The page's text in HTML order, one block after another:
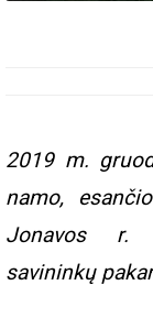
2019 m.
namo,
Jonavos
savininkų